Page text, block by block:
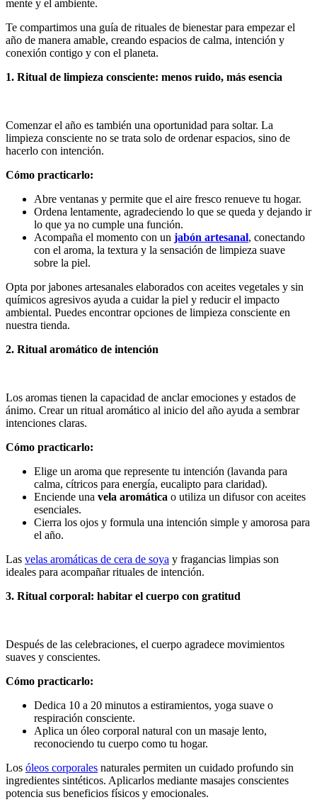
mente y el ambiente.
Te compartimos una guía de rituales de bienestar para empezar el
año de manera amable, creando espacios de calma, intención y
conexión contigo y con el planeta.
1. Ritual de limpieza consciente: menos ruido, más esencia
Comenzar el año es también una oportunidad para soltar. La
limpieza consciente no se trata solo de ordenar espacios, sino de
hacerlo con intención.
Cómo practicarlo:
Abre ventanas y permite que el aire fresco renueve tu hogar.
Ordena lentamente, agradeciendo lo que se queda y dejando ir
lo que ya no cumple una función.
Acompaña el momento con un jabón artesanal, conectando
con el aroma, la textura y la sensación de limpieza suave
sobre la piel.
Opta por jabones artesanales elaborados con aceites vegetales y sin
químicos agresivos ayuda a cuidar la piel y reducir el impacto
ambiental. Puedes encontrar opciones de limpieza consciente en
nuestra tienda.
2. Ritual aromático de intención
Los aromas tienen la capacidad de anclar emociones y estados de
ánimo. Crear un ritual aromático al inicio del año ayuda a sembrar
intenciones claras.
Cómo practicarlo:
Elige un aroma que represente tu intención (lavanda para
calma, cítricos para energía, eucalipto para claridad).
Enciende una vela aromática o utiliza un difusor con aceites
esenciales.
Cierra los ojos y formula una intención simple y amorosa para
el año.
Las velas aromáticas de cera de soya y fragancias limpias son
ideales para acompañar rituales de intención.
3. Ritual corporal: habitar el cuerpo con gratitud
Después de las celebraciones, el cuerpo agradece movimientos
suaves y conscientes.
Cómo practicarlo:
Dedica 10 a 20 minutos a estiramientos, yoga suave o
respiración consciente.
Aplica un óleo corporal natural con un masaje lento,
reconociendo tu cuerpo como tu hogar.
Los óleos corporales naturales permiten un cuidado profundo sin
ingredientes sintéticos. Aplicarlos mediante masajes conscientes
potencia sus beneficios físicos y emocionales.